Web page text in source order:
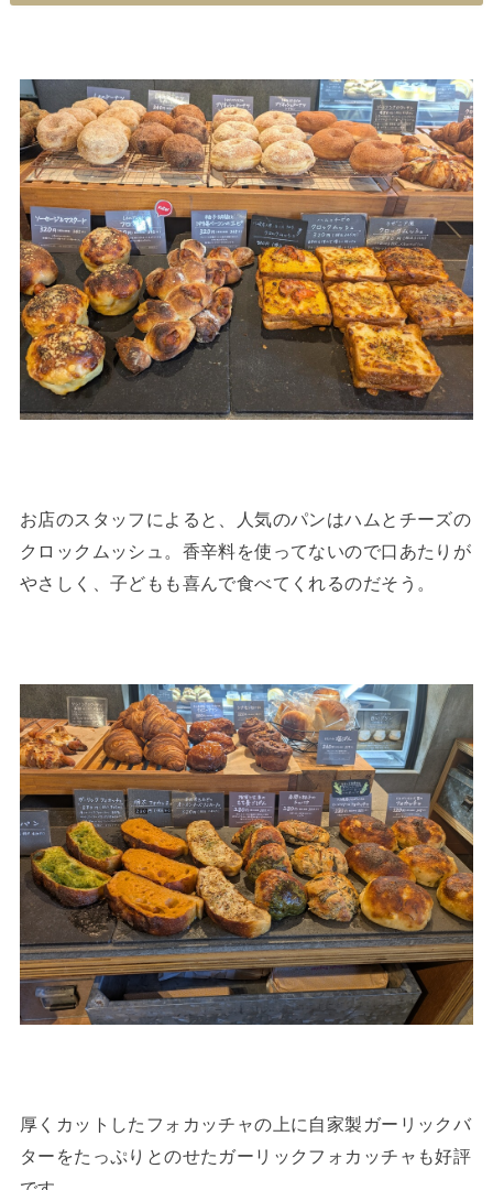
お店のスタッフによると、人気のパンはハムとチーズの
クロックムッシュ。香辛料を使ってないので口あたりが
やさしく、子どもも喜んで食べてくれるのだそう。
厚くカットしたフォカッチャの上に自家製ガーリックバ
ターをたっぷりとのせたガーリックフォカッチャも好評